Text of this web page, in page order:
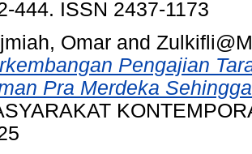
444. ISSN 2437-1173
Omar and
Pengajian
Pra Merdeka